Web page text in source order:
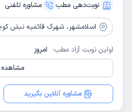
نوبت‌دهی مطب
مشاوره‌ تلفنی
اسلامشهر، شهرک قائمیه نبش کوچه 44 پلاک 147 طبقه اول مرکز
اولین نوبت آزاد مطب: امروز
مشاهده
مشاوره آنلاین بگیرید